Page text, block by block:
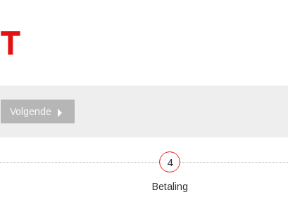
Volgende
4
Betaling